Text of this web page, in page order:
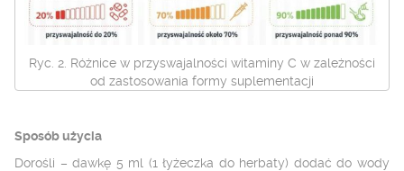
Ryc. 2. Różnice w przyswajalności witaminy C w zależności
od zastosowania formy suplementacji
Sposób użycia
Dorośli – dawkę 5 ml (1 łyżeczka do herbaty) dodać do wody